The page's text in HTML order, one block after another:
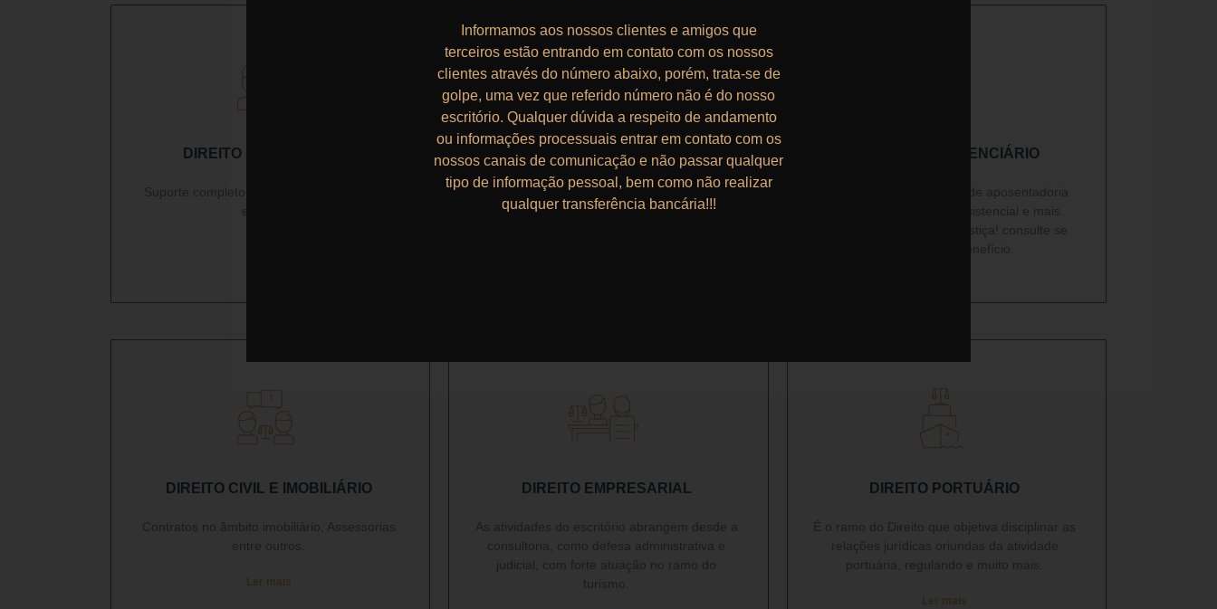
DIREITO DO TRABALHO
Suporte completo a área jurídica interna da
empresa.
DIREITO DESPORTIVO​
Nós assessoramos atletas, clubes de diversas
modalidades esportivas.
DIREITO PREVIDENCIÁRIO​
Ajudamos com problema de aposentadoria
por invalidez, amparo assistencial e mais.
saiba como reverter na justiça! consulte se
tem direito ao benefício.
DIREITO CIVIL E IMOBILIÁRIO
Contratos no âmbito imobiliário, Assessorias
entre outros.
Ler mais
DIREITO EMPRESARIAL​
As atividades do escritório abrangem desde a
consultoria, como defesa administrativa e
judicial, com forte atuação no ramo do
turismo.
DIREITO PORTUÁRIO​
É o ramo do Direito que objetiva disciplinar as
relações jurídicas oriundas da atividade
portuária, regulando e muito mais.
Ler mais
Informamos aos nossos clientes e amigos que
terceiros estão entrando em contato com os nossos
clientes através do número abaixo, porém, trata-se de
golpe, uma vez que referido número não é do nosso
escritório. Qualquer dúvida a respeito de andamento
ou informações processuais entrar em contato com os
nossos canais de comunicação e não passar qualquer
tipo de informação pessoal, bem como não realizar
qualquer transferência bancária!!!